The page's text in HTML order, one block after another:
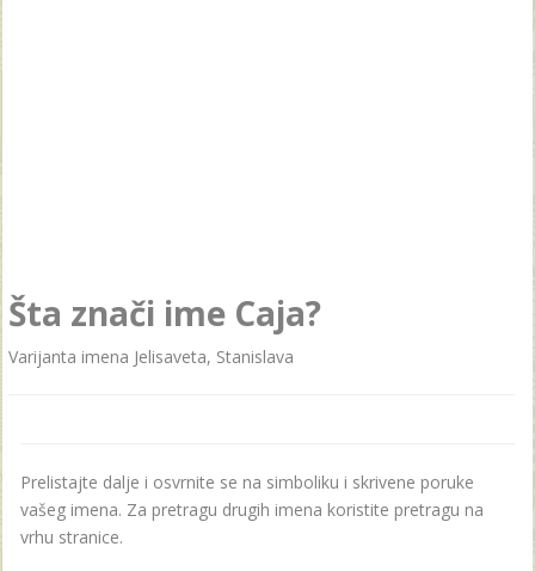
Šta znači ime Caja?
Varijanta imena Jelisаvetа, Stаnislаvа
Prelistajte dalje i osvrnite se na simboliku i skrivene poruke
vašeg imena. Za pretragu drugih imena koristite pretragu na
vrhu stranice.